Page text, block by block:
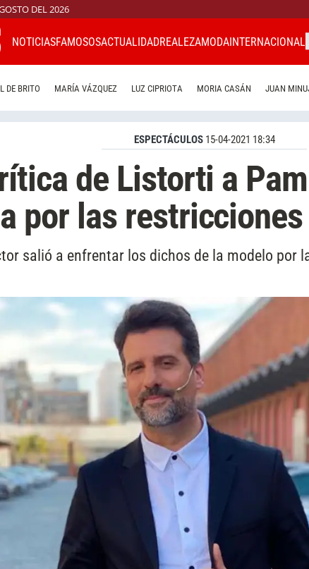
DEL 2026
NOTICIASFAMOSOSACTUALIDADREALEZAMODAINTERNACIONAL
DE BRITO MARÍA VÁZQUEZ LUZ CIPRIOTA MORIA CASÁN JUAN
ESPECTÁCULOS 15-04-2021 18:34
de Listorti a
por las restricciones
salió a enfrentar los dichos de la modelo por